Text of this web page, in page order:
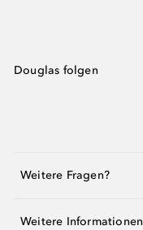
Douglas folgen
Weitere Fragen?
Weitere Informationen